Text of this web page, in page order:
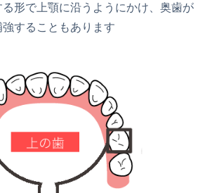
形で上顎に沿うようにかけ、奥歯が
することもあります